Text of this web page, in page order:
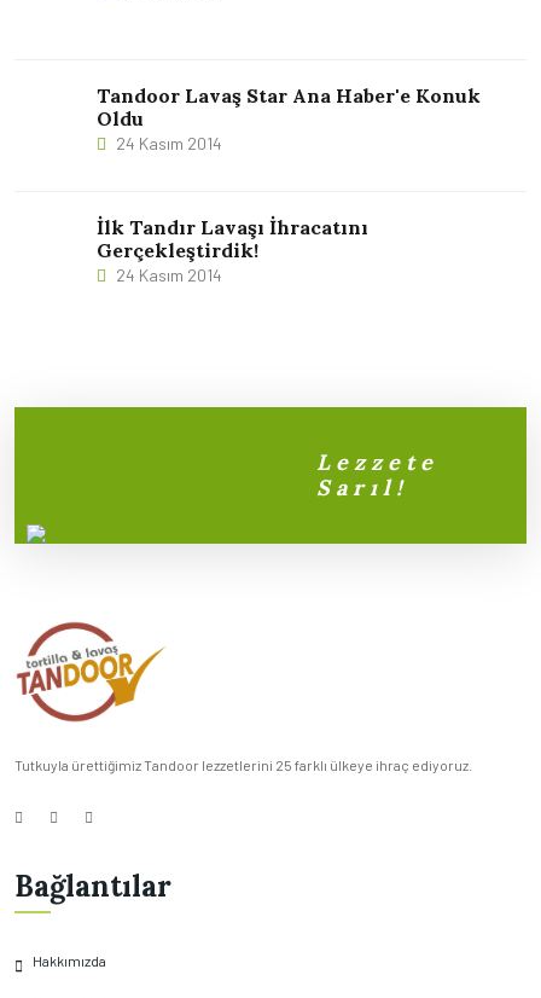
Tandoor Lavaş Star Ana Haber'e Konuk
Oldu
24 Kasım 2014
İlk Tandır Lavaşı İhracatını
Gerçekleştirdik!
24 Kasım 2014
Lezzete
Sarıl!
Tutkuyla ürettiğimiz Tandoor lezzetlerini 25 farklı ülkeye ihraç ediyoruz.
Bağlantılar
Hakkımızda